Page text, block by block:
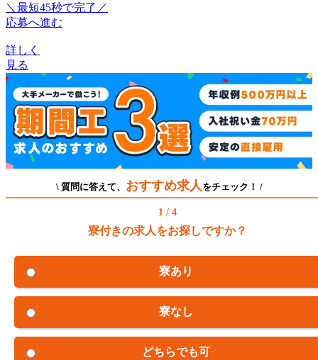
＼最短45秒で完了／
応募へ進む
詳しく
見る
\ 質問に答えて、 おすすめ求人 をチェック！ /
1 / 4
寮付きの求人をお探しですか？
寮あり
寮なし
どちらでも可